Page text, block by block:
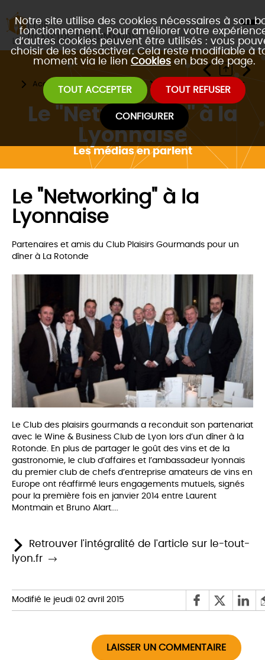
Notre site utilise des cookies nécessaires à son
fonctionnement. Pour améliorer votre
d’autres cookies peuvent être utilisés : vous
choisir de les désactiver. Cela reste modifiable à
moment via le lien Cookies en bas de page.
TOUT ACCEPTER TOUT REFUSER
CONFIGURER
Accueil Le club d'affaires Les médias en parlent
Le "Networking" à la
Lyonnaise
Les médias en parlent
Le "Networking" à la
Lyonnaise
Partenaires et amis du Club Plaisirs Gourmands pour un
dîner à La Rotonde
Le Club des plaisirs gourmands a reconduit son partenariat
avec le Wine & Business Club de Lyon lors d’un dîner à la
Rotonde. En plus de partager le goût des vins et de la
gastronomie, le club d’affaires et l’ambassadeur lyonnais
du premier club de chefs d’entreprise amateurs de vins en
Europe ont réaffirmé leurs engagements mutuels, signés
pour la première fois en janvier 2014 entre Laurent
Montmain et Bruno Alart....
Retrouver l'intégralité de l'article sur le-tout-
lyon.fr
Modifié le jeudi 02 avril 2015
LAISSER UN COMMENTAIRE